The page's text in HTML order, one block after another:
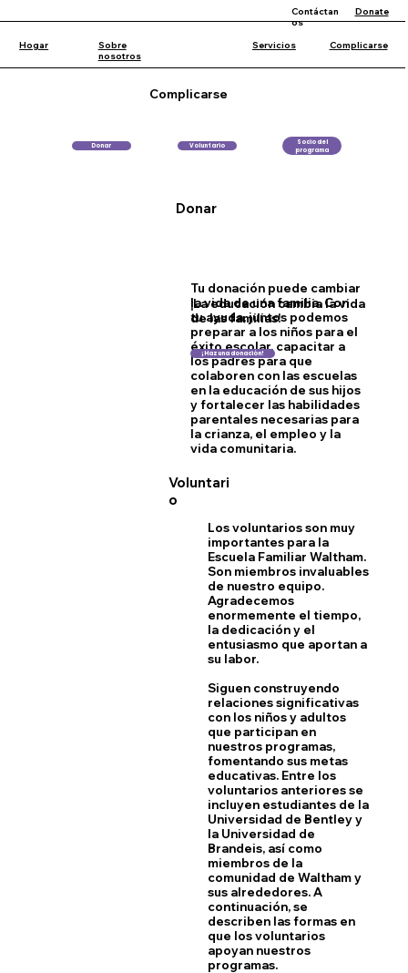
Hogar Complicarse
Donate
Contáctan
os
Servicios
Sobre
nosotros
Complicarse
Donar Voluntario
Socio del
programa
Donar
¡La educación cambia la vida
de las familias!
Tu donación puede cambiar
la vida de una familia. Con
tu ayuda, juntos podemos
preparar a los niños para el
éxito escolar, capacitar a
los padres para que
colaboren con las escuelas
en la educación de sus hijos
y fortalecer las habilidades
parentales necesarias para
la crianza, el empleo y la
vida comunitaria.
¡Haz una donación!
Voluntari
o
Los voluntarios son muy
importantes para la
Escuela Familiar Waltham.
Son miembros invaluables
de nuestro equipo.
Agradecemos
enormemente el tiempo,
la dedicación y el
entusiasmo que aportan a
su labor.
Siguen construyendo
relaciones significativas
con los niños y adultos
que participan en
nuestros programas,
fomentando sus metas
educativas. Entre los
voluntarios anteriores se
incluyen estudiantes de la
Universidad de Bentley y
la Universidad de
Brandeis, así como
miembros de la
comunidad de Waltham y
sus alrededores. A
continuación, se
describen las formas en
que los voluntarios
apoyan nuestros
programas.